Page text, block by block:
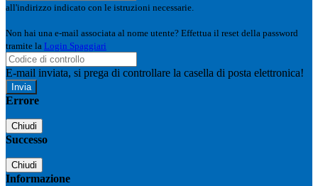
all'indirizzo indicato con le istruzioni necessarie.
Non hai una e-mail associata al nome utente? Effettua il reset della password
tramite la Login Spaggiari
E-mail inviata, si prega di controllare la casella di posta elettronica!
Errore
Chiudi
Successo
Chiudi
Informazione